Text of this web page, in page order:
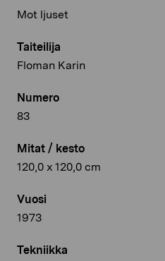
Mot ljuset
Taiteilija
Floman Karin
Numero
83
Mitat / kesto
120,0 x 120,0 cm
Vuosi
1973
Tekniikka